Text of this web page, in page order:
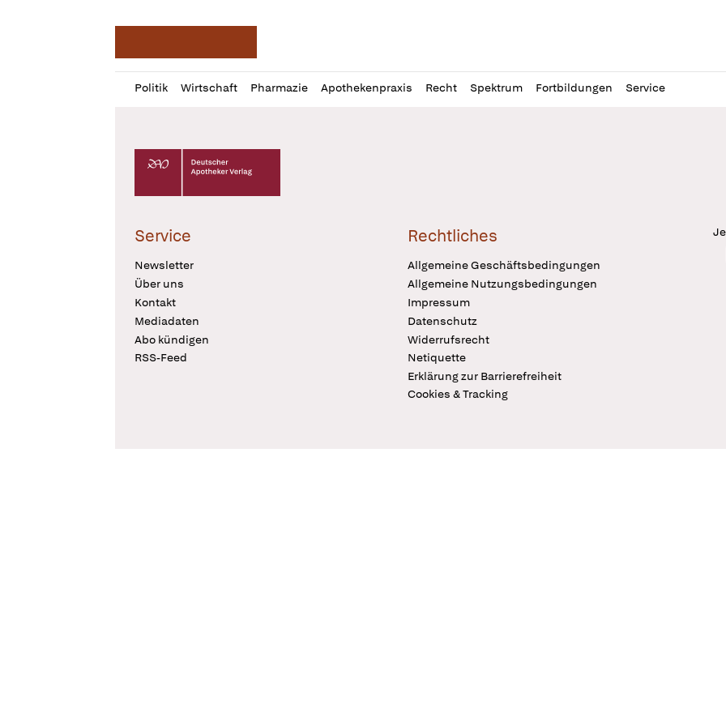
Politik Wirtschaft Pharmazie Apothekenpraxis Recht Spektrum Fortbildungen Service
Profil
öffnen
Daz
Pur
Deutscher Apotheker Verlag Logo
Service
Newsletter
Über uns
Kontakt
Mediadaten
Abo kündigen
RSS-Feed
Rechtliches
Allgemeine Geschäftsbedingungen
Allgemeine Nutzungsbedingungen
Impressum
Datenschutz
Widerrufsrecht
Netiquette
Erklärung zur Barrierefreiheit
Cookies & Tracking